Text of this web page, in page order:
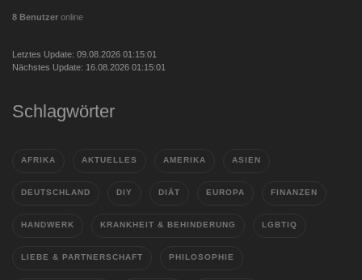
8 Benutzer online
Letztes Update: 09.08.2026 01:15:01
Nächstes Update: 16.08.2026 01:15:01
Schlagwörter
AFRIKA AKTUELLES AMERIKA ASIEN
DEUTSCHLAND DIY DIÄT EUROPA FINANZEN
HANDWERK KRANKHEIT & BEHINDERUNG LGBTIQ
LIEBE & PARTNERSCHAFT PHILOSOPHIE